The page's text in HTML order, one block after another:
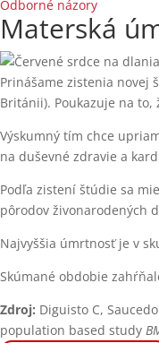
Odborné názory
Materská
Prinášame zistenia novej
Británii). Poukazuje na
Výskumný tím chce
na duševné zdravie a
Podľa zistení štúdie sa
pôrodov živonarodených
Najvyššia úmrtnosť je v
Skúmané obdobie
Zdroj: Diguisto C,
population based study